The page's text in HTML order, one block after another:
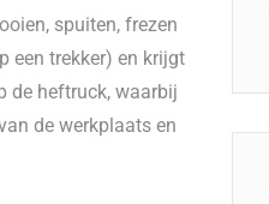
spuiten, frezen
een trekker) en krijgt
de heftruck, waarbij
de werkplaats en